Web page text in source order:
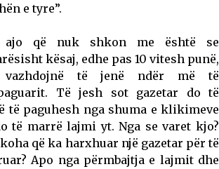
e tyre”.
ajo që nuk shkon me është se
kësaj, edhe pas 10 vitesh punë,
vazhdojnë të jenë ndër më të
Të jesh sot gazetar do të
të paguhesh nga shuma e klikimeve
të marrë lajmi yt. Nga se varet kjo?
që ka harxhuar një gazetar për të
Apo nga përmbajtja e lajmit dhe